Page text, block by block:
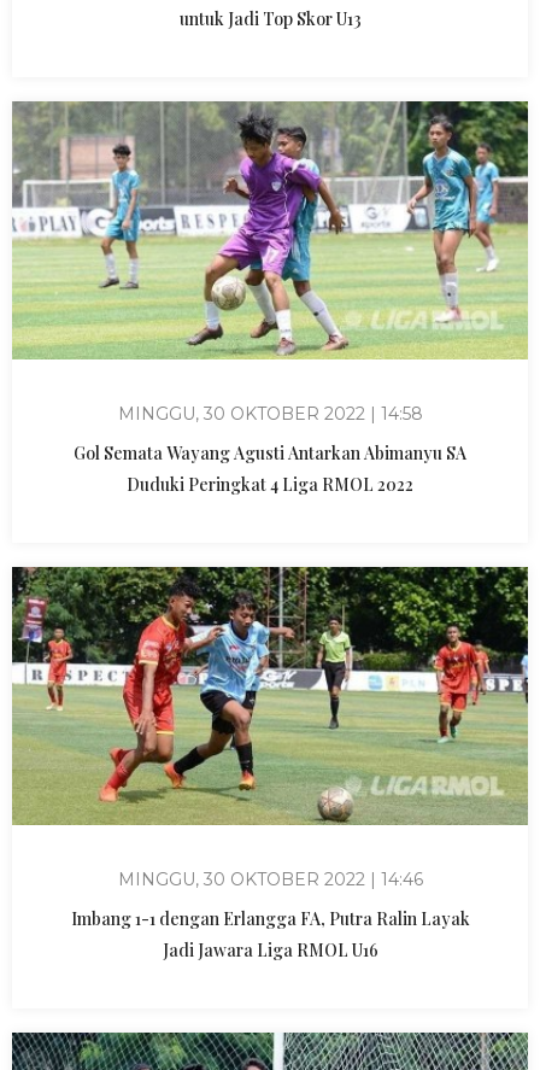
untuk Jadi Top Skor U13
MINGGU, 30 OKTOBER 2022 | 14:58
Gol Semata Wayang Agusti Antarkan Abimanyu SA
Duduki Peringkat 4 Liga RMOL 2022
MINGGU, 30 OKTOBER 2022 | 14:46
Imbang 1-1 dengan Erlangga FA, Putra Ralin Layak
Jadi Jawara Liga RMOL U16